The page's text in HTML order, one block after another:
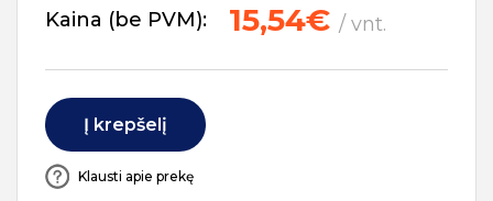
Kaina (be PVM): 15,54€ / vnt.
Į krepšelį
Klausti apie prekę